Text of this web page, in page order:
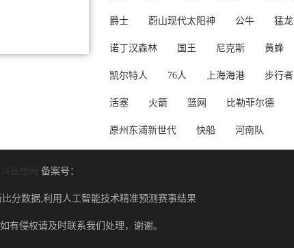
爵士 蔚山现代太阳神 公牛 猛龙
诺丁汉森林 国王 尼克斯 黄蜂
凯尔特人 76人 上海海港 步行者
活塞 火箭 篮网 比勒菲尔德
原州东浦新世代 快船 河南队
备案号：
分数据,利用人工智能技术精准预测赛事结果
有侵权请及时联系我们处理，谢谢。